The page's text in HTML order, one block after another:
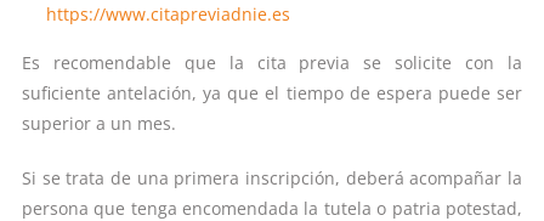
https://www.citapreviadnie.es
Es recomendable que la cita previa se solicite con la
suficiente antelación, ya que el tiempo de espera puede ser
superior a un mes.
Si se trata de una primera inscripción, deberá acompañar la
persona que tenga encomendada la tutela o patria potestad,